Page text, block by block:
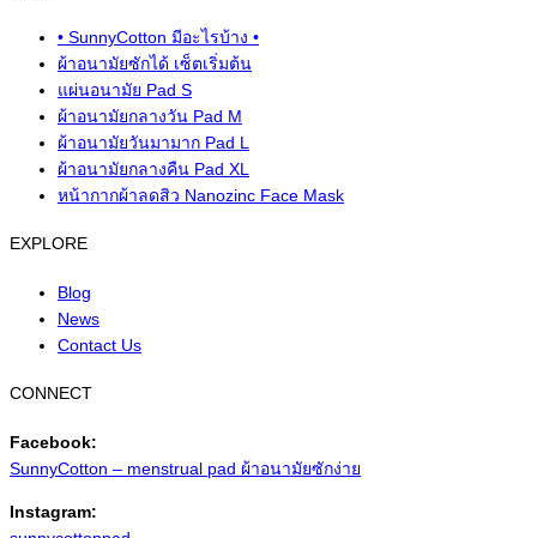
• SunnyCotton มีอะไรบ้าง •
ผ้าอนามัยซักได้ เซ็ตเริ่มต้น
แผ่นอนามัย Pad S
ผ้าอนามัยกลางวัน Pad M
ผ้าอนามัยวันมามาก Pad L
ผ้าอนามัยกลางคืน Pad XL
หน้ากากผ้าลดสิว Nanozinc Face Mask
EXPLORE
Blog
News
Contact Us
CONNECT
Facebook:
SunnyCotton – menstrual pad ผ้าอนามัยซักง่าย
Instagram: